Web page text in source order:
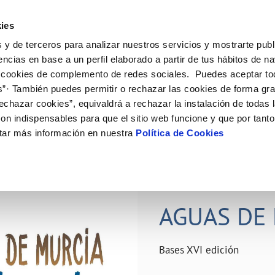
y de terceros para analizar nuestros servicios y mostrarte
en base a un perfil elaborado a partir de tus hábitos de
de complemento de redes sociales. Puedes aceptar
También puedes permitir o rechazar las cookies de forma
cookies”, equivaldrá a rechazar la instalación de todas
indispensables para que el sitio web funcione y que por
más información en nuestra Política de Cookies
de titular
de suministro
MODIFICACIÓN DE DATOS
Actualizar datos bancários
Actualizar datos de
VER TODAS LAS GESTIONES
Tu Servicio
AL CLIENTE
contacto
COMPROMISO DE SERVICIO
Carta de compromisos
Customer Counsel (Defensa del
Tu Agua
del agua
consumidor
CUIDADOS DEL AGUA
Consejos de ahorro
Depósitos comunitarios
comunitarios
Conócenos
DE GESTIÓN Y CERTIFICADOS
PERFIL DEL CONTRATANTE
Plataforma de contratación del
público
Licitaciones en curso
AGUAS
Bases XVI edición